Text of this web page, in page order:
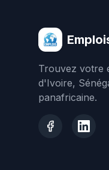
Trouvez votre
d'Ivoire,
panafricaine.